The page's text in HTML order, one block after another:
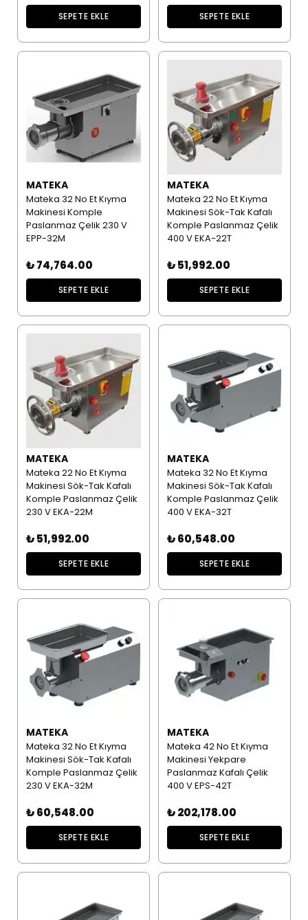
SEPETE EKLE SEPETE EKLE
MATEKA
Mateka 32 No Et Kıyma
Makinesi Komple
Paslanmaz Çelik 230 V
EPP-32M
₺ 74,764.00
SEPETE EKLE
MATEKA
Mateka 22 No Et Kıyma
Makinesi Sök-Tak Kafalı
Komple Paslanmaz Çelik
400 V EKA-22T
₺ 51,992.00
SEPETE EKLE
MATEKA
Mateka 22 No Et Kıyma
Makinesi Sök-Tak Kafalı
Komple Paslanmaz Çelik
230 V EKA-22M
₺ 51,992.00
SEPETE EKLE
MATEKA
Mateka 32 No Et Kıyma
Makinesi Sök-Tak Kafalı
Komple Paslanmaz Çelik
400 V EKA-32T
₺ 60,548.00
SEPETE EKLE
MATEKA
Mateka 32 No Et Kıyma
Makinesi Sök-Tak Kafalı
Komple Paslanmaz Çelik
230 V EKA-32M
₺ 60,548.00
SEPETE EKLE
MATEKA
Mateka 42 No Et Kıyma
Makinesi Yekpare
Paslanmaz Kafalı Çelik
400 V EPS-42T
₺ 202,178.00
SEPETE EKLE